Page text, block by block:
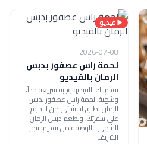
فيديو
2026-07-08
لحمة راس عصفور بدبس
الرمان بالفيديو
نقدم لك بالفيديو وجبة سريعة جداً،
وشهية، لحمة راس عصفور بدبس
الرمان، طبق استثنائي من اللحوم
على سفرتك، وبطعم دبس الرمان
الشهي الوصفة من تقديم سهر
الشريف